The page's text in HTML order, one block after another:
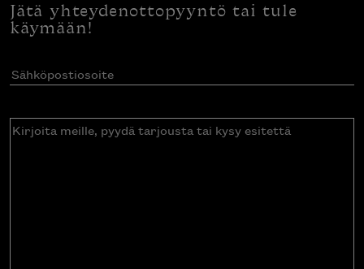
Jätä yhteydenottopyyntö tai tule
käymään!
Sähköpostiosoite(Pakollinen)
Kirjoita